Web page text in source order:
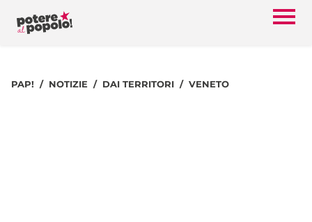
PAP! NOTIZIE DAI TERRITORI VENETO